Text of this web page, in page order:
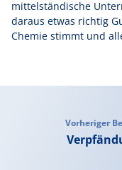
mittelständische
daraus etwas richtig
Chemie stimmt und
Vorheriger